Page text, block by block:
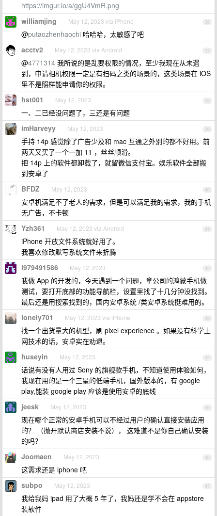
https://imgur.io/a/ggU4VmR.png
36
williamjing May 12, 2023 via iPhone
@putaozhenhaochi 哈哈哈，太敏感了吧
37
acctv2 May 12, 2023 via Android
@4771314 我所说的是乱要权限的情况，至少我现在从未遇
到，申请相机权限一定是有扫码之类的场景的，这类场景在 iOS
里不是照样能申请你的权限。
38
hst001 May 12, 2023
一、二已经没问题了，三还是有问题
39
imHarveyy May 12, 2023
手持 14p 感觉除了广告少及和 mac 互通之外别的都不好用。前
两天又买了一个一加 11 ，丝丝顺滑。
把 14p 上的软件都卸载了，就留微信支付宝。娱乐软件全部搬
到安卓了
40
BFDZ May 12, 2023
安卓机满足不了老人的需求，但是可以满足我的需求，我的手机
无广告，不卡顿
41
Yzh361 May 12, 2023 via Android
iPhone 开放文件系统就好用了。
我喜欢修改默写系统文件来折腾
42
i979491586 May 12, 2023
我做 App 的开发的，今天遇到一个问题，拿公司的鸿蒙手机做
测试，要打开底部的功能导航栏，设置里找了十几分钟没找到。
最后还是用搜索找到的，国内安卓系统 /类安卓系统挺难用的。
43
lonely701 May 12, 2023 via iPhone
找一个出货量大的机型，刷 pixel experience 。如果没有科学上
网技术的话，安卓实在劝退。
44
huseyin May 12, 2023
话说有没有人用过 Sony 的旗舰款手机，不知道使用体验如何，
我现在用的是一个三星的低端手机，国外版本的，有 google
play,能装 google play 应该是使用安卓的底线
45
jeesk May 12, 2023
现在哪个正常的安卓手机可以不经过用户的确认直接安装应用
的？ （抛开默认商店安装不说）， 这难道不是你自己确认安装
的吗？
46
Joomaen May 12, 2023
这需求还是 iphone 吧
47
subpo May 12, 2023
我给我妈 ipad 用了大概 5 年了，我妈还是学不会在 appstore
装软件